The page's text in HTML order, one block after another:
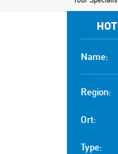
Name:
Region:
Ort:
Type: